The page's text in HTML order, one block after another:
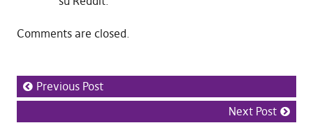
Comments are closed.
Previous Post
Next Post